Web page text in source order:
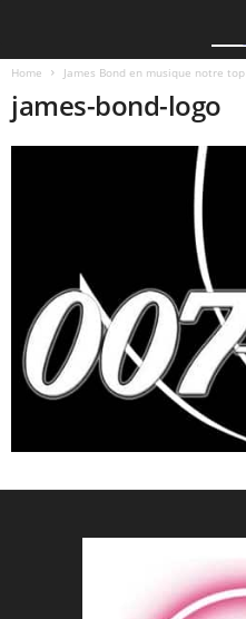
Home James Bond en musique notre top
james-bond-logo